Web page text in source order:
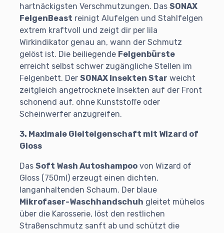
hartnäckigsten Verschmutzungen. Das SONAX
FelgenBeast reinigt Alufelgen und Stahlfelgen
extrem kraftvoll und zeigt dir per lila
Wirkindikator genau an, wann der Schmutz
gelöst ist. Die beiliegende Felgenbürste
erreicht selbst schwer zugängliche Stellen im
Felgenbett. Der SONAX Insekten Star weicht
zeitgleich angetrocknete Insekten auf der Front
schonend auf, ohne Kunststoffe oder
Scheinwerfer anzugreifen.
3. Maximale Gleiteigenschaft mit Wizard of
Gloss
Das Soft Wash Autoshampoo von Wizard of
Gloss (750ml) erzeugt einen dichten,
langanhaltenden Schaum. Der blaue
Mikrofaser-Waschhandschuh gleitet mühelos
über die Karosserie, löst den restlichen
Straßenschmutz sanft ab und schützt die